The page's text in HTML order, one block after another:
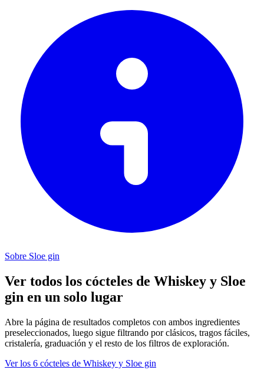
Sobre Sloe gin
Ver todos los cócteles de Whiskey y Sloe
gin en un solo lugar
Abre la página de resultados completos con ambos ingredientes
preseleccionados, luego sigue filtrando por clásicos, tragos fáciles,
cristalería, graduación y el resto de los filtros de exploración.
Ver los 6 cócteles de Whiskey y Sloe gin